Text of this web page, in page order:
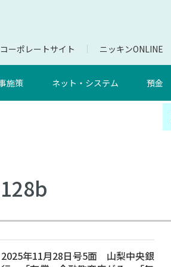
コーポレートサイト ニッキンONLINE
施策 ネット・システム 預金
2025年11月28日号5面 山梨中央銀